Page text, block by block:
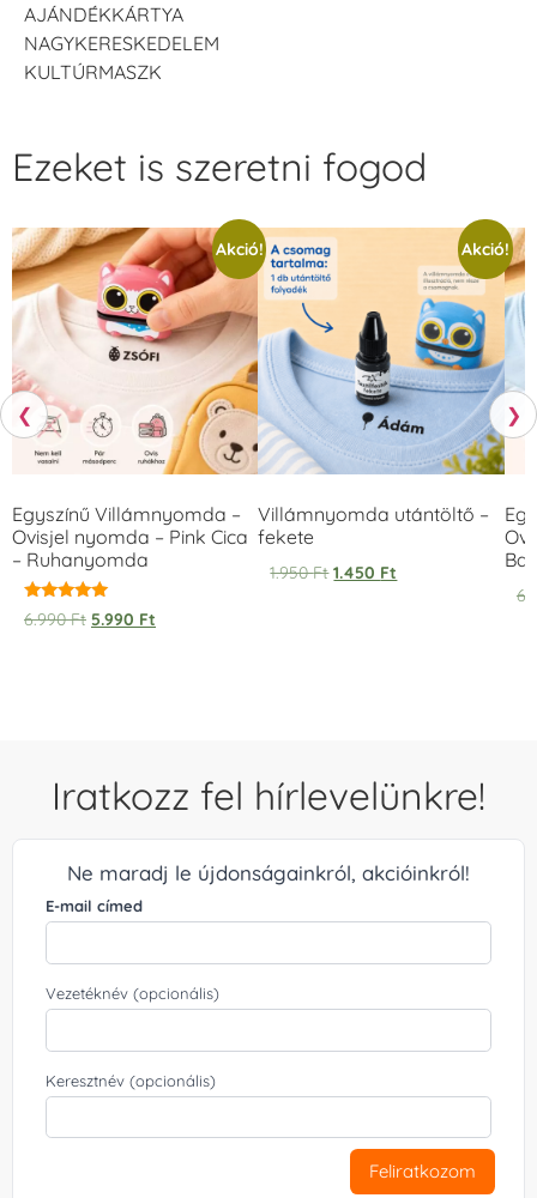
AJÁNDÉKKÁRTYA
NAGYKERESKEDELEM
KULTÚRMASZK
❮
Ezeket is szeretni fogod
Akció!
Egyszínű Villámnyomda –
Ovisjel nyomda – Pink Cica
– Ruhanyomda
Értékelés:
5.00
6.990Ft 5.990 Ft
Akció!
Villámnyomda utántöltő –
fekete
1.950Ft 1.450 Ft
❯
Iratkozz fel hírlevelünkre!
Ne maradj le újdonságainkról, akcióinkról!
E-mail címed
Vezetéknév (opcionális)
Keresztnév (opcionális)
Feliratkozom